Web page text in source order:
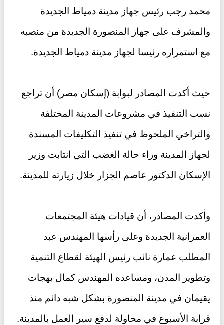
محمد رجب رئيس جهاز مدينة دمياط الجديدة
والمشرف على جهاز المنصورة الجديدة من منصبه
مع استمراره رئيسا لجهاز مدينة دمياط الجديدة.
حيث أكدت المصادر لبوابة (إسكان مصر) أن تراجع
نسب التنفيذ في مشروعات المدينة المختلفة
والتراخي الملحوظ في تنفيذ التكليفات المسندة
لجهاز المدينة وراء حالة الغضب التي انتابت وزير
الإسكان الدكتور عاصم الجزار خلال زيارته للمدينة.
وأكدت المصادر، أن قيادات هيئة المجتمعات
العمرانية الجديدة وعلى رأسها المهندس عبد
المطلب عمارة نائب رئيس الهيئة لقطاع التنمية
وتطوير المدن، ومساعده المهندس كمال بهجات
يقيمان في مدينة المنصورة بشكل شبه دائم منذ
قرابة الأسبوع في محاولة لدفع سير العمل بالمدينة.